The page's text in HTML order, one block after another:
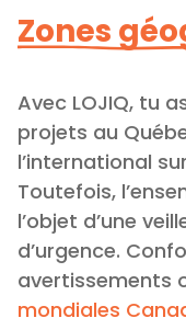
Zones
Avec LOJIQ, tu
projets au
l’international
Toutefois,
l’objet d’une
d’urgence.
avertissements
mondiales